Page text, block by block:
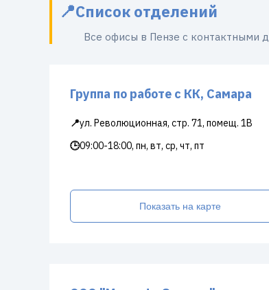
Список отделений
Все офисы в Пензе с контактными
Группа по работе с КК, Самара
📍ул. Революционная, стр. 71, помещ. 1В
🕒09:00-18:00, пн, вт, ср, чт, пт
Показать на карте